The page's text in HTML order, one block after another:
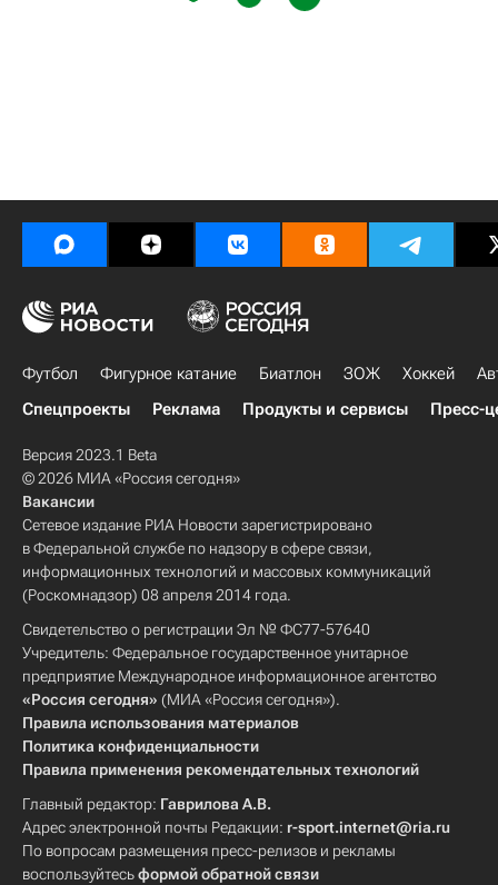
Футбол Фигурное катание Биатлон ЗОЖ Хоккей
Спецпроекты
Реклама Продукты и сервисы Пресс-
Версия 2023.1 Beta
© 2026 МИА «Россия сегодня»
Вакансии
Сетевое издание РИА Новости зарегистрировано
в Федеральной службе по надзору в сфере связи,
информационных технологий и массовых коммуникаций
(Роскомнадзор) 08 апреля 2014 года.
Свидетельство о регистрации Эл № ФС77-57640
Учредитель: Федеральное государственное унитарное
предприятие Международное информационное агентство
«Россия сегодня» (МИА «Россия сегодня»).
Правила использования материалов
Политика конфиденциальности
Правила применения рекомендательных технологий
Главный редактор: Гаврилова А.В.
Адрес электронной почты Редакции: r-sport.internet@ria.ru
По вопросам размещения пресс-релизов и рекламы
воспользуйтесьформой обратной связи